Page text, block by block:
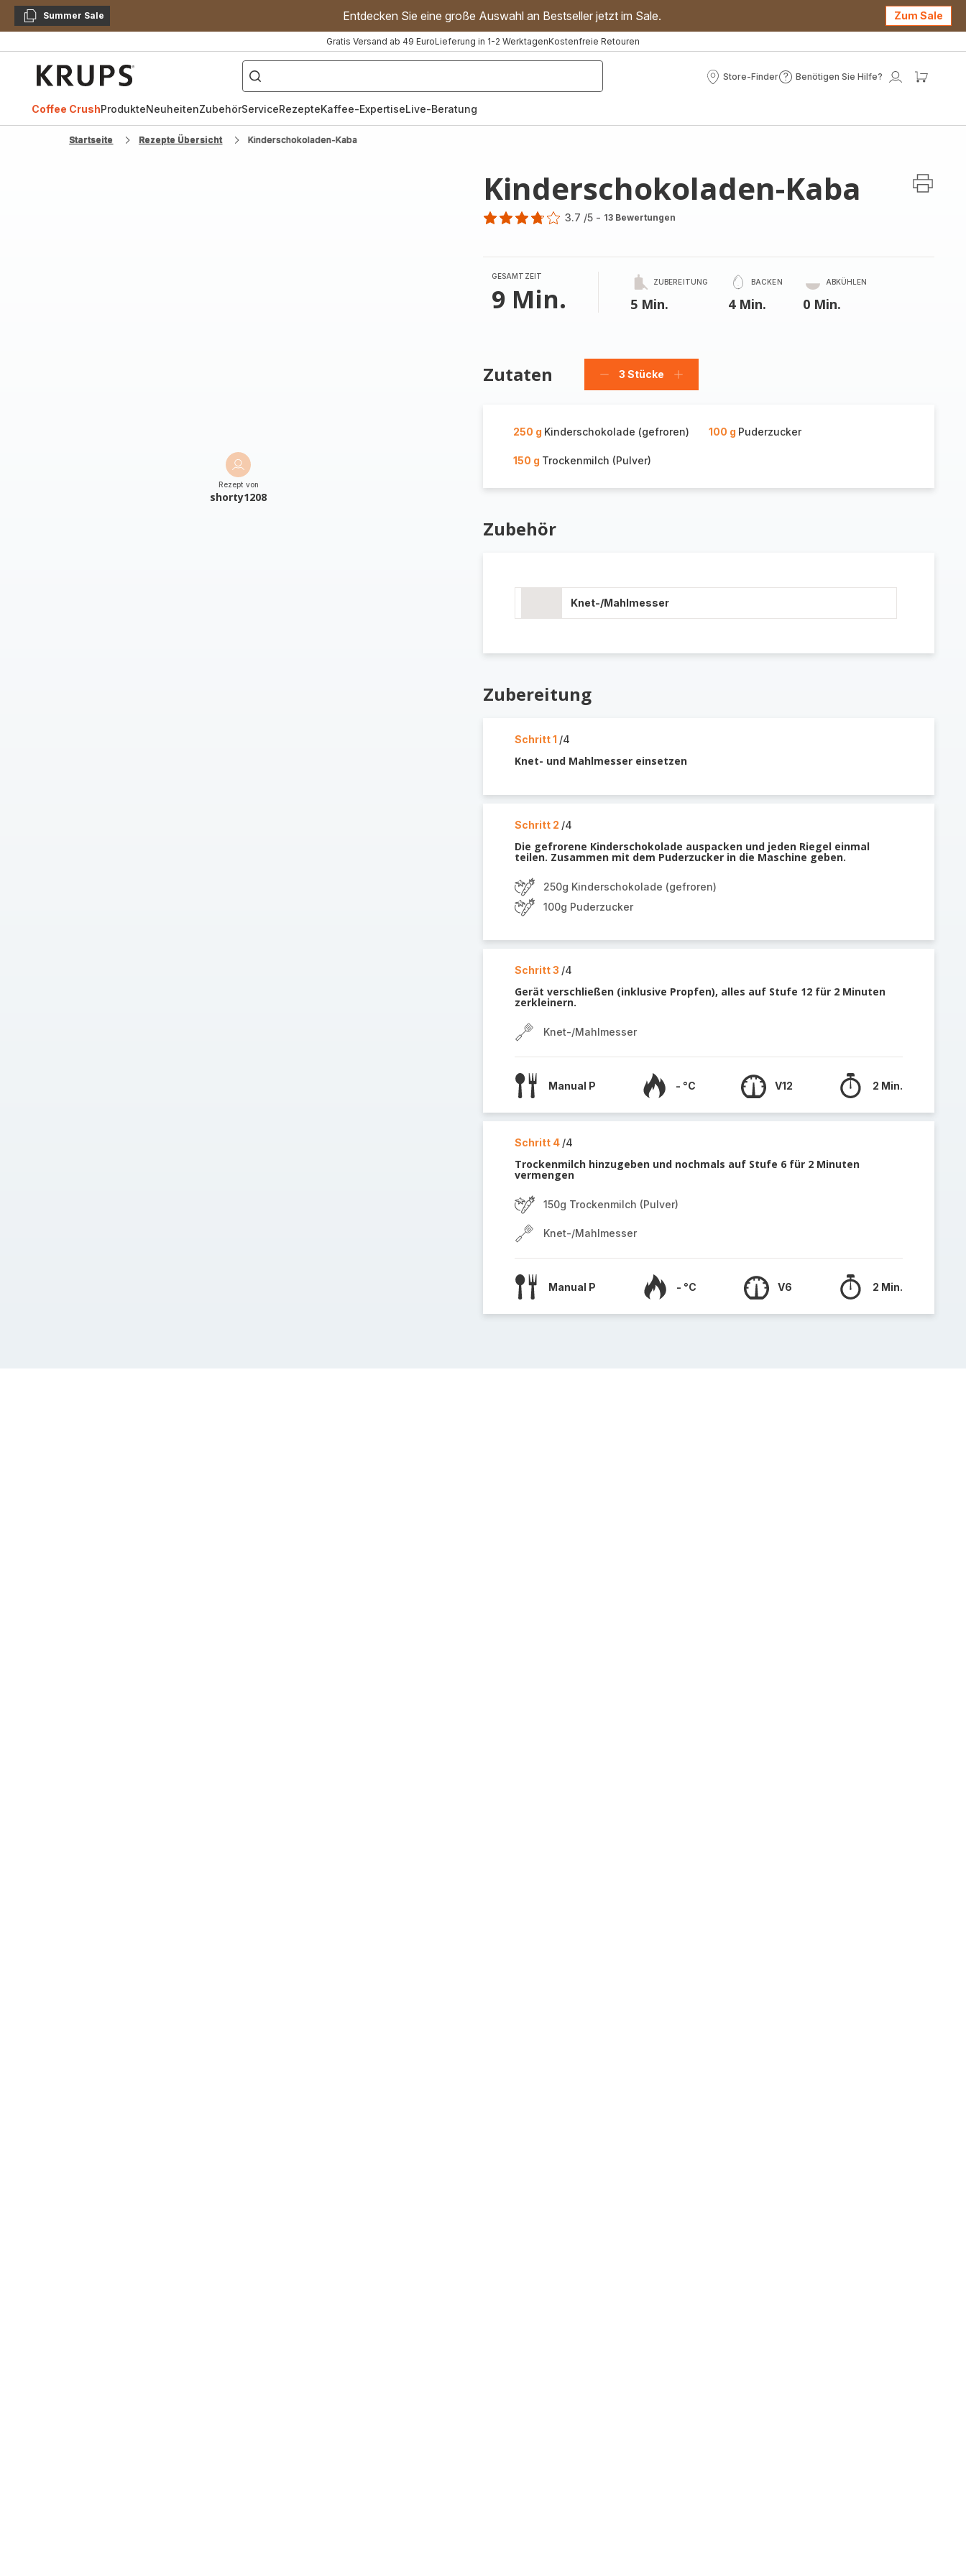
KopierenSummer Sale Entdecken Sie eine große Auswahl an Bestseller jetzt im Sale. Zum Sale
Gratis Versand ab 49 EuroLieferung in 1-2 WerktagenKostenfreie Retouren
["Kaffeevollautomat","Handmixer","Waffeleisen"]
Store-Finder
Store-
Benötigen Sie Hilfe?
Benötigen
Mein
Coffee CrushProdukteNeuheitenZubehörServiceRezepteKaffee-ExpertiseLive-Beratung
Startseite Rezepte Übersicht Kinderschokoladen-Kaba
Rezept von
shorty1208
Kinderschokoladen-Kaba
3.7 /5 - 13 Bewertungen
GESAMTZEIT
9 Min.
ZUBEREITUNG
5 Min.
BACKEN
4 Min.
ABKÜHLEN
0 Min.
Zutaten
Stücke
3 Stücke
Stücke
250 g Kinderschokolade (gefroren) 100 g Puderzucker
150 g Trockenmilch (Pulver)
Zubehör
Knet-/Mahlmesser
Zubereitung
Schritt 1 /4
Knet- und Mahlmesser einsetzen
Schritt 2 /4
Die gefrorene Kinderschokolade auspacken und jeden Riegel einmal
teilen. Zusammen mit dem Puderzucker in die Maschine geben.
250g Kinderschokolade (gefroren)
100g Puderzucker
Schritt 3 /4
Gerät verschließen (inklusive Propfen), alles auf Stufe 12 für 2 Minuten
zerkleinern.
Knet-/Mahlmesser
Manual P - °C V12 2 Min.
Schritt 4 /4
Trockenmilch hinzugeben und nochmals auf Stufe 6 für 2 Minuten
vermengen
150g Trockenmilch (Pulver)
Knet-/Mahlmesser
Manual P - °C V6 2 Min.